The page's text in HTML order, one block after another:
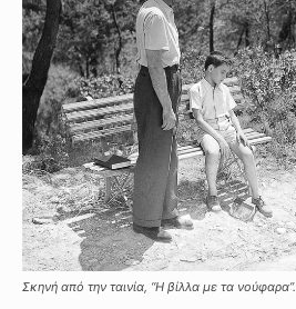
Σκηνή από την ταινία, “Η βίλλα με τα νούφαρα”.